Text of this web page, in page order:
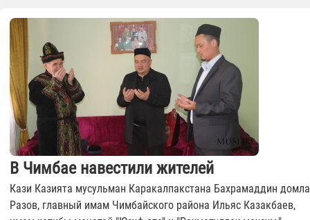
В Чимбае навестили жителей
Кази Казията мусульман Каракалпакстана Бахрамаддин домла
Разов, главный имам Чимбайского района Ильяс Казакбаев,